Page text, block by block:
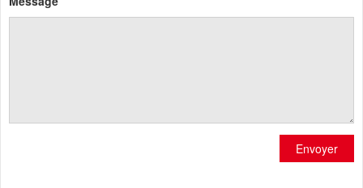
Envoyer